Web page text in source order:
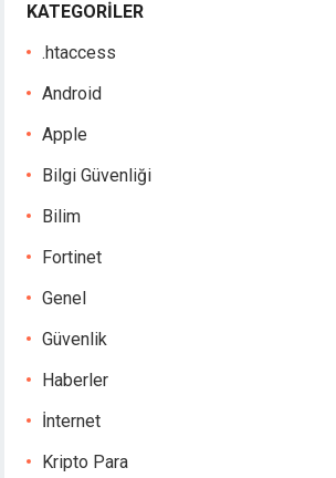
KATEGORILER
.htaccess
Android
Apple
Bilgi Güvenliği
Bilim
Fortinet
Genel
Güvenlik
Haberler
İnternet
Kripto Para